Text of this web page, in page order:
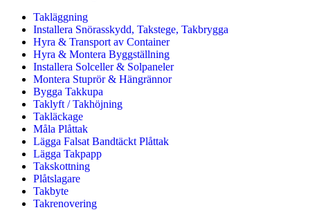
Takläggning
Installera Snörasskydd, Takstege, Takbrygga
Hyra & Transport av Container
Hyra & Montera Byggställning
Installera Solceller & Solpaneler
Montera Stuprör & Hängrännor
Bygga Takkupa
Taklyft / Takhöjning
Takläckage
Måla Plåttak
Lägga Falsat Bandtäckt Plåttak
Lägga Takpapp
Takskottning
Plåtslagare
Takbyte
Takrenovering